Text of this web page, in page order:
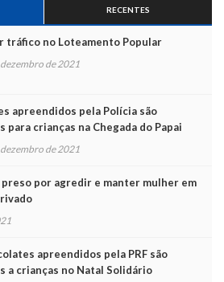
RECENTES
tráfico no Loteamento Popular
dezembro de 2021
apreendidos pela Polícia são
para crianças na Chegada do Papai
dezembro de 2021
preso por agredir e manter mulher em
apreendidos pela PRF são
a crianças no Natal Solidário